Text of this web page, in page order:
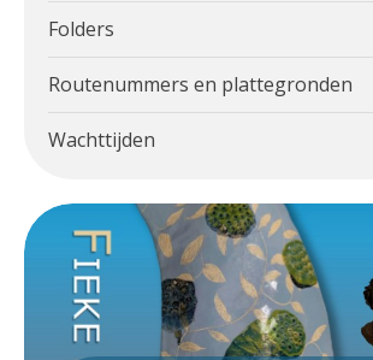
Folders
Routenummers en plattegronden
Wachttijden